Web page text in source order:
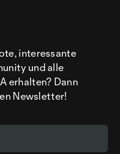
interessante
und alle
erhalten? Dann
Newsletter!